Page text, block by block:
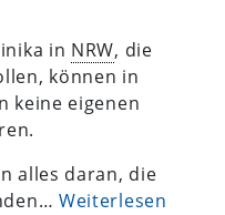
in NRW, die
können in
keine eigenen
alles daran, die
Weiterlesen